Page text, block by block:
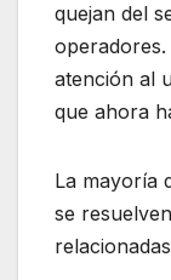
quejan del
atención al
que ahora
La mayoría
se